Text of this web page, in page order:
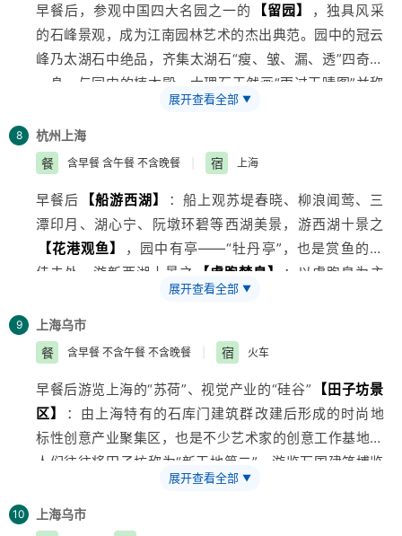
州最有名的菜馆、酒楼鳞次栉比；太监弄过一个路口就到
了碧凤坊，这条300来米长的街坊不仅聚集了苏帮本土的
精锐、各地各国的美味也聚集于此，花不多的钱，却能享
受世界的美味，是碧凤坊最大的饮食特色了。
闸蟹【太监弄、碧凤坊美食小吃】
小吃、蜜汁豆腐干、松子糖。
早餐后，参观中国四大名园之一的 【留园】
，独具风采
的石峰景观，成为江南园林艺术的杰出典范。园中的冠云
峰乃太湖石中绝品，齐集太湖石“瘦、皱、漏、透”四奇于
一身，与园内的楠木殿、大理石天然画“雨过天晴图”并称
为留园三绝。乘车赴“人间天堂”—杭州，游览电影《非诚
勿扰》拍摄地--
电瓶车自行购买）：目前我国首个集城市湿地、农耕湿
地、文化湿地于一体的国家湿地公园；有“秋芦飞雪、高
庄宸迹、烟水渔庄、河渚听曲、深潭会舟、曲水寻梅、柿
林秋色”等七景。西溪湿地蕴涵了“梵、隐、俗、闲、野”
等五大主题文化要素，感受西溪独有的文化精髓。前往杭
州明清古街— 【河坊街、高银街】品尝小吃。河坊街是
小吃、 古玩字画、商铺云集。高银街毗邻河坊街，这里
有亲民草根的特色小店，也有上得了台面的经典老店。
花童子鸡、西湖莼菜汤、西湖醋鱼等【河坊街、高银街
美食小吃】：知味小笼、葱包烩、猫耳朵、虾爆鳝面、
片儿川面。
展开查看全部 ▼
8 杭州 上海
餐
含早餐 含午餐 不含晚餐 宿 上海
早餐后 【船游西湖】
：船上观苏堤春晓、柳浪闻莺、三
潭印月、湖心宁、阮墩环碧等西湖美景，游西湖十景之
【花港观鱼】
，园中有亭——“牡丹亭”，也是赏鱼的最
佳去处。游新西湖十景之
【虎跑梦泉】
：以虎跑泉为主
景，配以原寺庙建筑群落及庭院、雕塑和李叔同纪念馆等
文化设施，为西湖一处融自然景观和人文景观于一体，具
有鲜明林泉特色的湖山胜景。“一泉二寺三和尚”构成了虎
跑景观的历史渊源。赴“生活着的古镇”—
区内自由活动，西塘的长廊、古弄、石桥和古宅是最值得
品味的地方，小小的古镇被小河一分为二，眼到之处，皆
可成景。西街是西塘最热闹的，街道两旁餐馆、特产店一
家挨着一家。品美食，赏美景全由您自己做主。后乘车赴
——【浦东新区·陆家嘴】
展开查看全部 ▼
9 上海乌市
餐
含早餐 不含午餐 不含晚餐 宿 火车
早餐后游览 上海的“苏荷”、视觉产业的“硅谷”
【田子坊景
区】
：由上海特有的石库门建筑群改建后形成的时尚地
标性创意产业聚集区，也是不少艺术家的创意工作基地，
人们往往将田子坊称为“新天地第二”。游览万国建筑博览
群、旧上海繁荣的象征---外滩，，前往
自行品尝上海特色小吃，各种上海风味小吃，称得上是
展开查看全部 ▼
10 上海乌市